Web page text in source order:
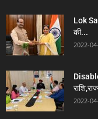
Lok
की...
2022-
2022-